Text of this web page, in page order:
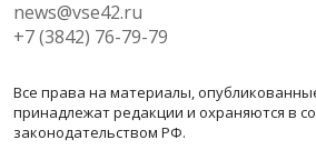
news@vse42.ru
+7 (3842) 76-79-79
Все права на материалы,
принадлежат редакции и охраняются в
законодательством РФ.